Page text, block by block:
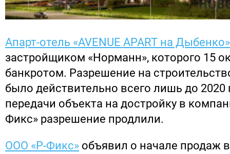
Апарт-отель «AVENUE APART на Дыбенко»
застройщиком «Норманн», которого 15
банкротом. Разрешение на
было действительно всего лишь до 2020
передачи объекта на достройку в
Фикс» разрешение продлили.
ООО «Р-Фикс» объявил о начале продаж